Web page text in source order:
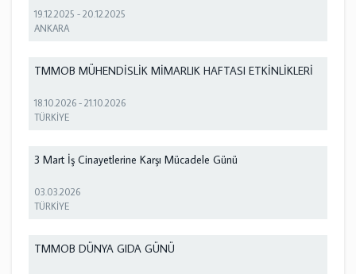
19.12.2025 -20.12.2025
ANKARA
TMMOB MÜHENDİSLİK MİMARLIK HAFTASI ETKİNLİKLERİ
18.10.2026 -21.10.2026
TÜRKİYE
3 Mart İş Cinayetlerine Karşı Mücadele Günü
03.03.2026
TÜRKİYE
TMMOB DÜNYA GIDA GÜNÜ